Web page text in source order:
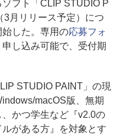
フト「CLIP STUDIO P
月リリース予定）につ
した。専用の応募フォ
し込み可能で、受付期
STUDIO PAINT」の現
macOS版、無期
かつ学生など『v2.0の
がある方』を対象とす